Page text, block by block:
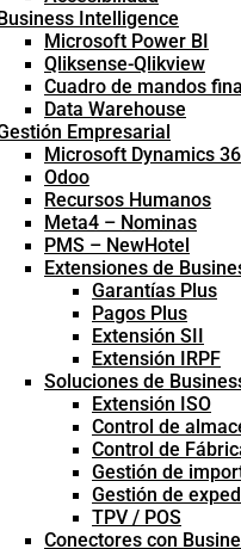
Business Intelligence
Microsoft Power BI
Qliksense-Qlikview
Cuadro de mandos
Data Warehouse
Empresarial
Microsoft Dynamics
Odoo
Recursos Humanos
Meta4 – Nominas
PMS – NewHotel
Extensiones de
Garantías Plus
Pagos Plus
Extensión SII
Extensión IRPF
Soluciones de
Extensión ISO
Control de
Control de
Gestión de
Gestión de
TPV / POS
Conectores con